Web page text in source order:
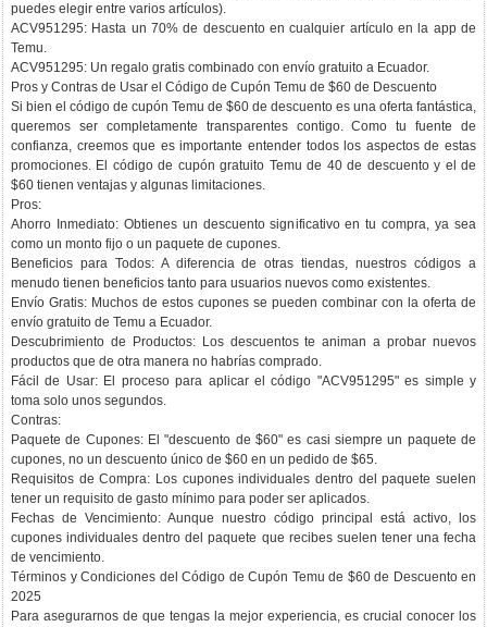
puedes elegir entre varios artículos).
ACV951295: Hasta un 70% de descuento en cualquier artículo en la app de
Temu.
ACV951295: Un regalo gratis combinado con envío gratuito a Ecuador.
Pros y Contras de Usar el Código de Cupón Temu de $60 de Descuento
Si bien el código de cupón Temu de $60 de descuento es una oferta fantástica,
queremos ser completamente transparentes contigo. Como tu fuente de
confianza, creemos que es importante entender todos los aspectos de estas
promociones. El código de cupón gratuito Temu de 40 de descuento y el de
$60 tienen ventajas y algunas limitaciones.
Pros:
Ahorro Inmediato: Obtienes un descuento significativo en tu compra, ya sea
como un monto fijo o un paquete de cupones.
Beneficios para Todos: A diferencia de otras tiendas, nuestros códigos a
menudo tienen beneficios tanto para usuarios nuevos como existentes.
Envío Gratis: Muchos de estos cupones se pueden combinar con la oferta de
envío gratuito de Temu a Ecuador.
Descubrimiento de Productos: Los descuentos te animan a probar nuevos
productos que de otra manera no habrías comprado.
Fácil de Usar: El proceso para aplicar el código "ACV951295" es simple y
toma solo unos segundos.
Contras:
Paquete de Cupones: El "descuento de $60" es casi siempre un paquete de
cupones, no un descuento único de $60 en un pedido de $65.
Requisitos de Compra: Los cupones individuales dentro del paquete suelen
tener un requisito de gasto mínimo para poder ser aplicados.
Fechas de Vencimiento: Aunque nuestro código principal está activo, los
cupones individuales dentro del paquete que recibes suelen tener una fecha
de vencimiento.
Términos y Condiciones del Código de Cupón Temu de $60 de Descuento en
2025
Para asegurarnos de que tengas la mejor experiencia, es crucial conocer los